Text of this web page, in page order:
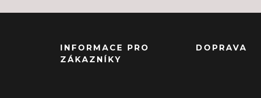
INFORMACE PRO
ZÁKAZNÍKY
DOPRAVA